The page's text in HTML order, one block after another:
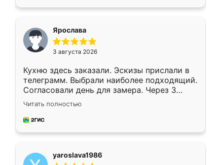
Ярослава
3 августа 2026
Кухню здесь заказали. Эскизы прислали в
телеграмм. Выбрали наиболее подходящий.
Согласовали день для замера. Через 3
недели кухня была уже готова. Остались
довольны работой. Спасибо Ренессанс
мебель за качественную работу!
Читать полностью
yaroslava1986